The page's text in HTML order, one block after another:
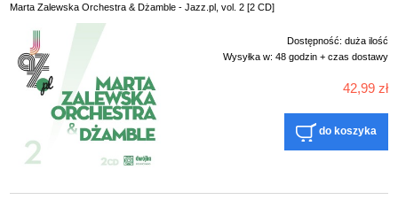
Marta Zalewska Orchestra & Dżamble - Jazz.pl, vol. 2 [2 CD]
Dostępność: duża ilość
Wysyłka w: 48 godzin + czas dostawy
42,99 zł
do koszyka